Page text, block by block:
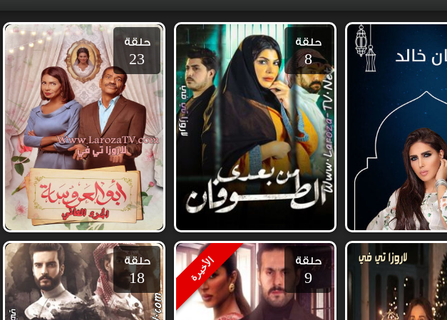
حلقة
8
حلقة
23
الأخيرة حلقة
9
حلقة
18